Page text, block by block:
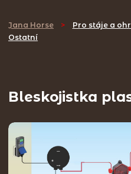
Jana Horse > Pro stáje a
Ostatní
Bleskojistka